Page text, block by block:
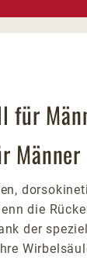
für
Männer
die
der